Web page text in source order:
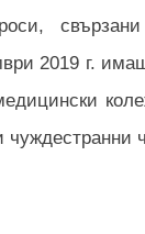
2019 г.